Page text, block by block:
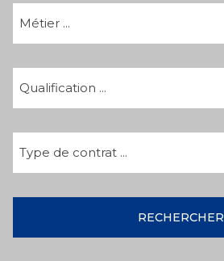
Métier ...
Qualification ...
Type de contrat ...
RECHERCHER